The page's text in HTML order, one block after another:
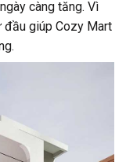
càng tăng. Vì
đầu giúp Cozy Mart